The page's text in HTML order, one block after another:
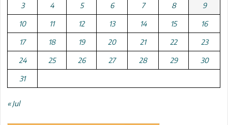
3 4 5 6 7 8 9
10 11 12 13 14 15 16
17 18 19 20 21 22 23
24 25 26 27 28 29 30
31
« Jul